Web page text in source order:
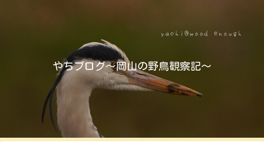
やちブログ～岡山の野鳥観察記～